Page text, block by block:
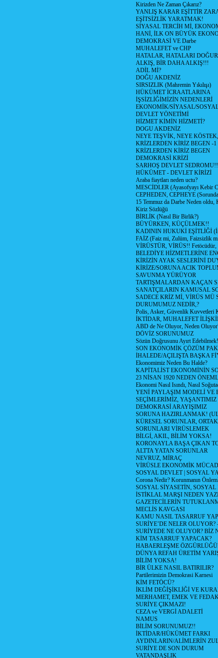
Kirizden Ne Zaman Çıkarız?
YANLIŞ KARAR EŞİTTİR
EŞİTSİZLİK YARATMAK!
SİYASAL TERCİH Mİ,
HANİ, İLK ON BÜYÜK
DEMOKRASİ VE Darbe
MUHALEFET ve CHP
HATALAR, HATALARI
ALKIŞ, BİR DAHA ALKIŞ!!!
ADİL Mİ?
DOĞU AKDENİZ
SIRSIZLIK (Mahremin Yıkılışı)
HÜKÜMET İCRAATLARINA
İŞSİZLİĞİMİZİN NEDENLERİ
EKONOMİK/SİYASAL/
DEVLET YÖNETİMİ
HİZMET KİMİN HİZMETİ?
DOGU AKDENİZ
NEYE TEŞVİK, NEYE
KRİZLERDEN KİRİZ BEGEN -1
KRİZLERDEN KİRİZ BEGEN
DEMOKRASİ KRİZİ
SARHOŞ DEVLET SEDROMU!!
HÜKÜMET - DEVLET KİRİZİ
Araba fiaytları neden uctu?
MESCİDLER (Ayasofyayı Kebir
CEPHEDEN, CEPHEYE
15 Temmuz da Darbe Neden oldu,
Kiriz Sözlüğü
BİRLİK (Nasıl Bir Birlik?)
BÜYÜRKEN, KÜÇÜLMEK!!
KADININ HUKUKİ EŞİTLİĞİ
FAİZ (Faiz mi, Zulüm, Faizsizlik
VİRÜSTÜR, VİRÜS!! Fetöcüdür,
BELEDİYE HİZMETLERİNE
KİRİZİN AYAK SESLERİNİ
KİRİZE/SORUNA ACIK
SAVUNMA YÜRÜYOR
TARTIŞMALARDAN KAÇAN
SANATÇILARIN KAMUSAL
SADECE KRİZ Mİ, VİRÜS MÜ
DURUMUMUZ NEDİR,?
Polis, Asker, Güvenlik Kuvvetleri
İKTİDAR, MUHALEFET
ABD de Ne Oluyor, Neden
DÖVİZ SORUNUMUZ
Sözün Doğrusunu Ayırt Edebilmek!
SON EKONOMİK ÇÖZÜM
İHALEDE/AÇILIŞTA BAŞKA
Ekonomimiz Neden Bu Halde?
KAPİTALİST EKONOMİNİN
23 NİSAN 1920 NEDEN
Ekonomi Nasıl Isındı, Nasıl
YENİ PAYLAŞIM MODELİ VE
SEÇİMLERİMİZ, YAŞANTIMIZ
DEMOKRASİ ARAYIŞIMIZ
SORUNA HAZIRLANMAK!
KÜRESEL SORUNLAR,
SORUNLARI VİRÜSLEMEK
BİLGİ, AKIL, BİLİM YOKSA!
KORONAYLA BAŞA ÇIKAN
ALTTA YATAN SORUNLAR
NEVRUZ, MİRAÇ
VİRÜSLE EKONOMİK
SOSYAL DEVLET | SOSYAL
Corona Nedir? Korunmanın
SOSYAL SİYASETİN,
İSTİKLAL MARŞI NEDEN
GAZETECİLERİN
MECLİS KAVGASI
KAMU NASIL TASARRUF
SURİYE’DE NELER OLUYOR?
SURİYEDE NE OLUYOR? BİZ
KİM TASARRUF YAPACAK?
HABAERLEŞME
DÜNYA REFAH ÜRETİM
BİLİM YOKSA!
BİR ÜLKE NASIL BATIRILIR?
Partilerimizin Demokrasi Karnesi
KİM FETÖCÜ?
İKLİM DEĞİŞİKLİĞİ VE
MERHAMET, EMEK VE
SURİYE ÇIKMAZI!
CEZA ve VERGİ ADALETİ
NAMUS
BİLİM SORUNUMUZ!!
İKTİDAR/HÜKÜMET FARKI
AYDINLARIN/ALİMLERİN
SURİYE DE SON DURUM
VATANDAŞLIK